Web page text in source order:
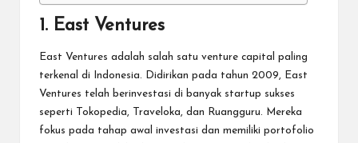
1. East Ventures
East Ventures adalah salah satu venture capital paling
terkenal di Indonesia. Didirikan pada tahun 2009, East
Ventures telah berinvestasi di banyak startup sukses
seperti Tokopedia, Traveloka, dan Ruangguru. Mereka
fokus pada tahap awal investasi dan memiliki portofolio